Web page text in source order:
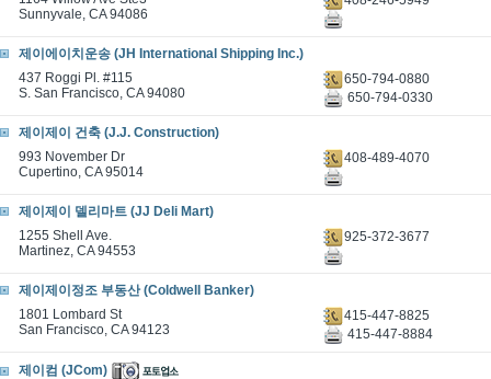
Sunnyvale, CA 94086
제이에이치운송 (JH International Shipping Inc.)
437 Roggi Pl. #115
S. San Francisco, CA 94080
650-794-0880
650-794-0330
제이제이 건축 (J.J. Construction)
993 November Dr
Cupertino, CA 95014
408-489-4070
제이제이 델리마트 (JJ Deli Mart)
1255 Shell Ave.
Martinez, CA 94553
925-372-3677
제이제이정조 부동산 (Coldwell Banker)
1801 Lombard St
San Francisco, CA 94123
415-447-8825
415-447-8884
제이컴 (JCom)